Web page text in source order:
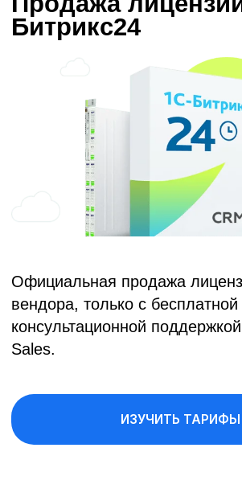
отдела продаж
Повышаем эффективность отдела
продаж за счет регулярного контроля
работы менеджеров.
Еженедельные качественные и
количественные отчеты на аутсорсе.